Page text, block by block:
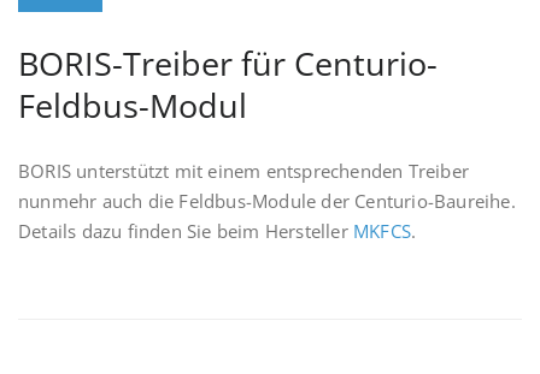
BORIS-Treiber für Centurio-
Feldbus-Modul
BORIS unterstützt mit einem entsprechenden Treiber
nunmehr auch die Feldbus-Module der Centurio-Baureihe.
Details dazu finden Sie beim Hersteller MKFCS.